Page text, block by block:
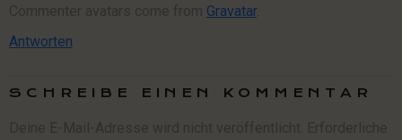
Commenter avatars come from Gravatar.
Antworten
SCHREIBE EINEN KOMMENTAR
Deine E-Mail-Adresse wird nicht veröffentlicht.
Erforderliche